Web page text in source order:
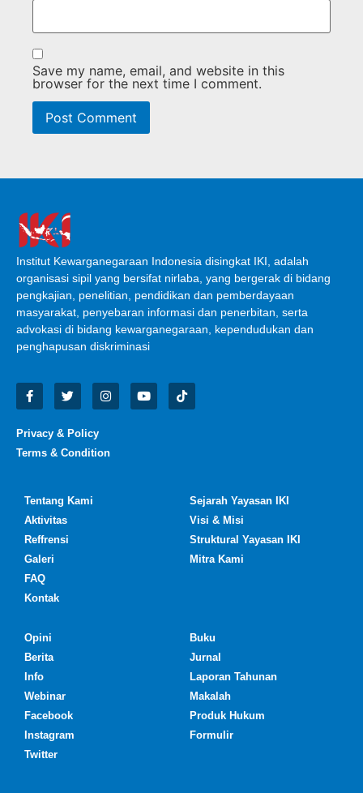
Save my name, email, and website in this
browser for the next time I comment.
Institut Kewarganegaraan Indonesia disingkat IKI, adalah
organisasi sipil yang bersifat nirlaba, yang bergerak di bidang
pengkajian, penelitian, pendidikan dan pemberdayaan
masyarakat, penyebaran informasi dan penerbitan, serta
advokasi di bidang kewarganegaraan, kependudukan dan
penghapusan diskriminasi
Privacy & Policy
Terms & Condition
Tentang Kami
Aktivitas
Reffrensi
Galeri
FAQ
Kontak
Sejarah Yayasan IKI
Visi & Misi
Struktural Yayasan IKI
Mitra Kami
Opini
Berita
Info
Webinar
Facebook
Instagram
Twitter
Buku
Jurnal
Laporan Tahunan
Makalah
Produk Hukum
Formulir